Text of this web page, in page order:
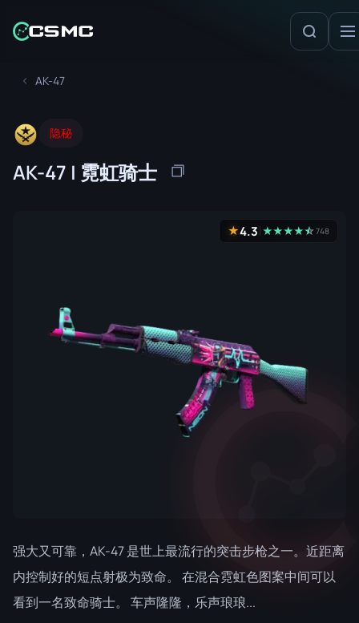
AK-47
隐秘
AK-47 | 霓虹骑士
★4.3 ★★★★★
☆748
强大又可靠，AK-47 是世上最流行的突击步枪之一。近距离
内控制好的短点射极为致命。 在混合霓虹色图案中间可以
看到一名致命骑士。 车声隆隆，乐声琅琅...